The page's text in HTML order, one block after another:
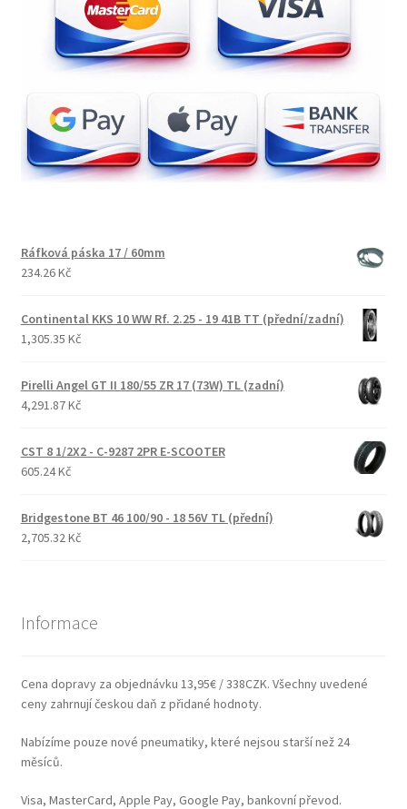
Ráfková páska 17 / 60mm
234.26 Kč
Continental KKS 10 WW Rf. 2.25 - 19 41B TT (přední/zadní)
1,305.35 Kč
Pirelli Angel GT II 180/55 ZR 17 (73W) TL (zadní)
4,291.87 Kč
CST 8 1/2X2 - C-9287 2PR E-SCOOTER
605.24 Kč
Bridgestone BT 46 100/90 - 18 56V TL (přední)
2,705.32 Kč
Informace
Cena dopravy za objednávku 13,95€ / 338CZK. Všechny uvedené
ceny zahrnují českou daň z přidané hodnoty.
Nabízíme pouze nové pneumatiky, které nejsou starší než 24
měsíců.
Visa, MasterCard, Apple Pay, Google Pay, bankovní převod.